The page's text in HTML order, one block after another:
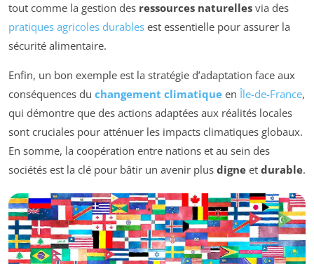
tout comme la gestion des ressources naturelles via des
pratiques agricoles durables est essentielle pour assurer la
sécurité alimentaire.
Enfin, un bon exemple est la stratégie d’adaptation face aux
conséquences du changement climatique en Île-de-France,
qui démontre que des actions adaptées aux réalités locales
sont cruciales pour atténuer les impacts climatiques globaux.
En somme, la coopération entre nations et au sein des
sociétés est la clé pour bâtir un avenir plus digne et durable.